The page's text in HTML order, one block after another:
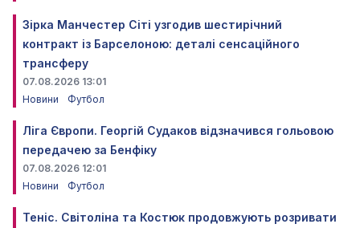
Зірка Манчестер Сіті узгодив шестирічний
контракт із Барселоною: деталі сенсаційного
трансферу
07.08.2026 13:01
Новини
Футбол
Ліга Європи. Георгій Судаков відзначився гольовою
передачею за Бенфіку
07.08.2026 12:01
Новини
Футбол
Теніс. Світоліна та Костюк продовжують розривати